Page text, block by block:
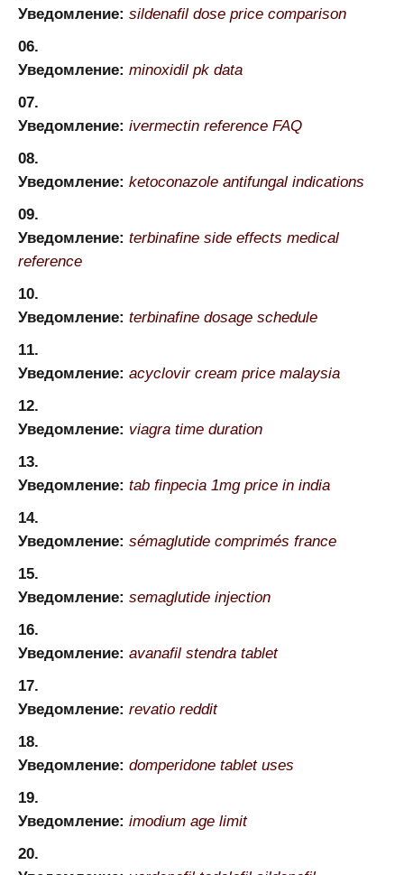
Уведомление: sildenafil dose price comparison
Уведомление: minoxidil pk data
Уведомление: ivermectin reference FAQ
Уведомление: ketoconazole antifungal indications
Уведомление: terbinafine side effects medical
reference
Уведомление: terbinafine dosage schedule
Уведомление: acyclovir cream price malaysia
Уведомление: viagra time duration
Уведомление: tab finpecia 1mg price in india
Уведомление: sémaglutide comprimés france
Уведомление: semaglutide injection
Уведомление: avanafil stendra tablet
Уведомление: revatio reddit
Уведомление: domperidone tablet uses
Уведомление: imodium age limit